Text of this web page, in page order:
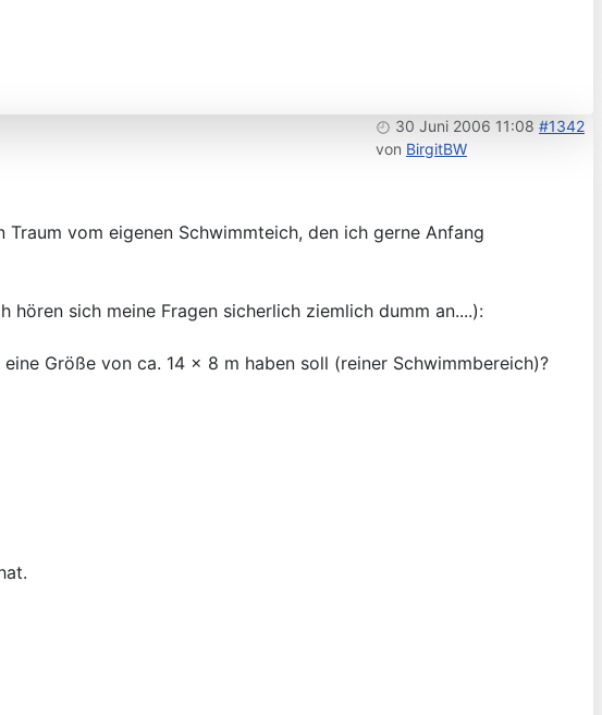
30 Juni 2006 11:08 #1342
von BirgitBW
vom eigenen Schwimmteich, den ich gerne Anfang
sich meine Fragen sicherlich ziemlich dumm an....):
Größe von ca. 14 x 8 m haben soll (reiner Schwimmbereich)?